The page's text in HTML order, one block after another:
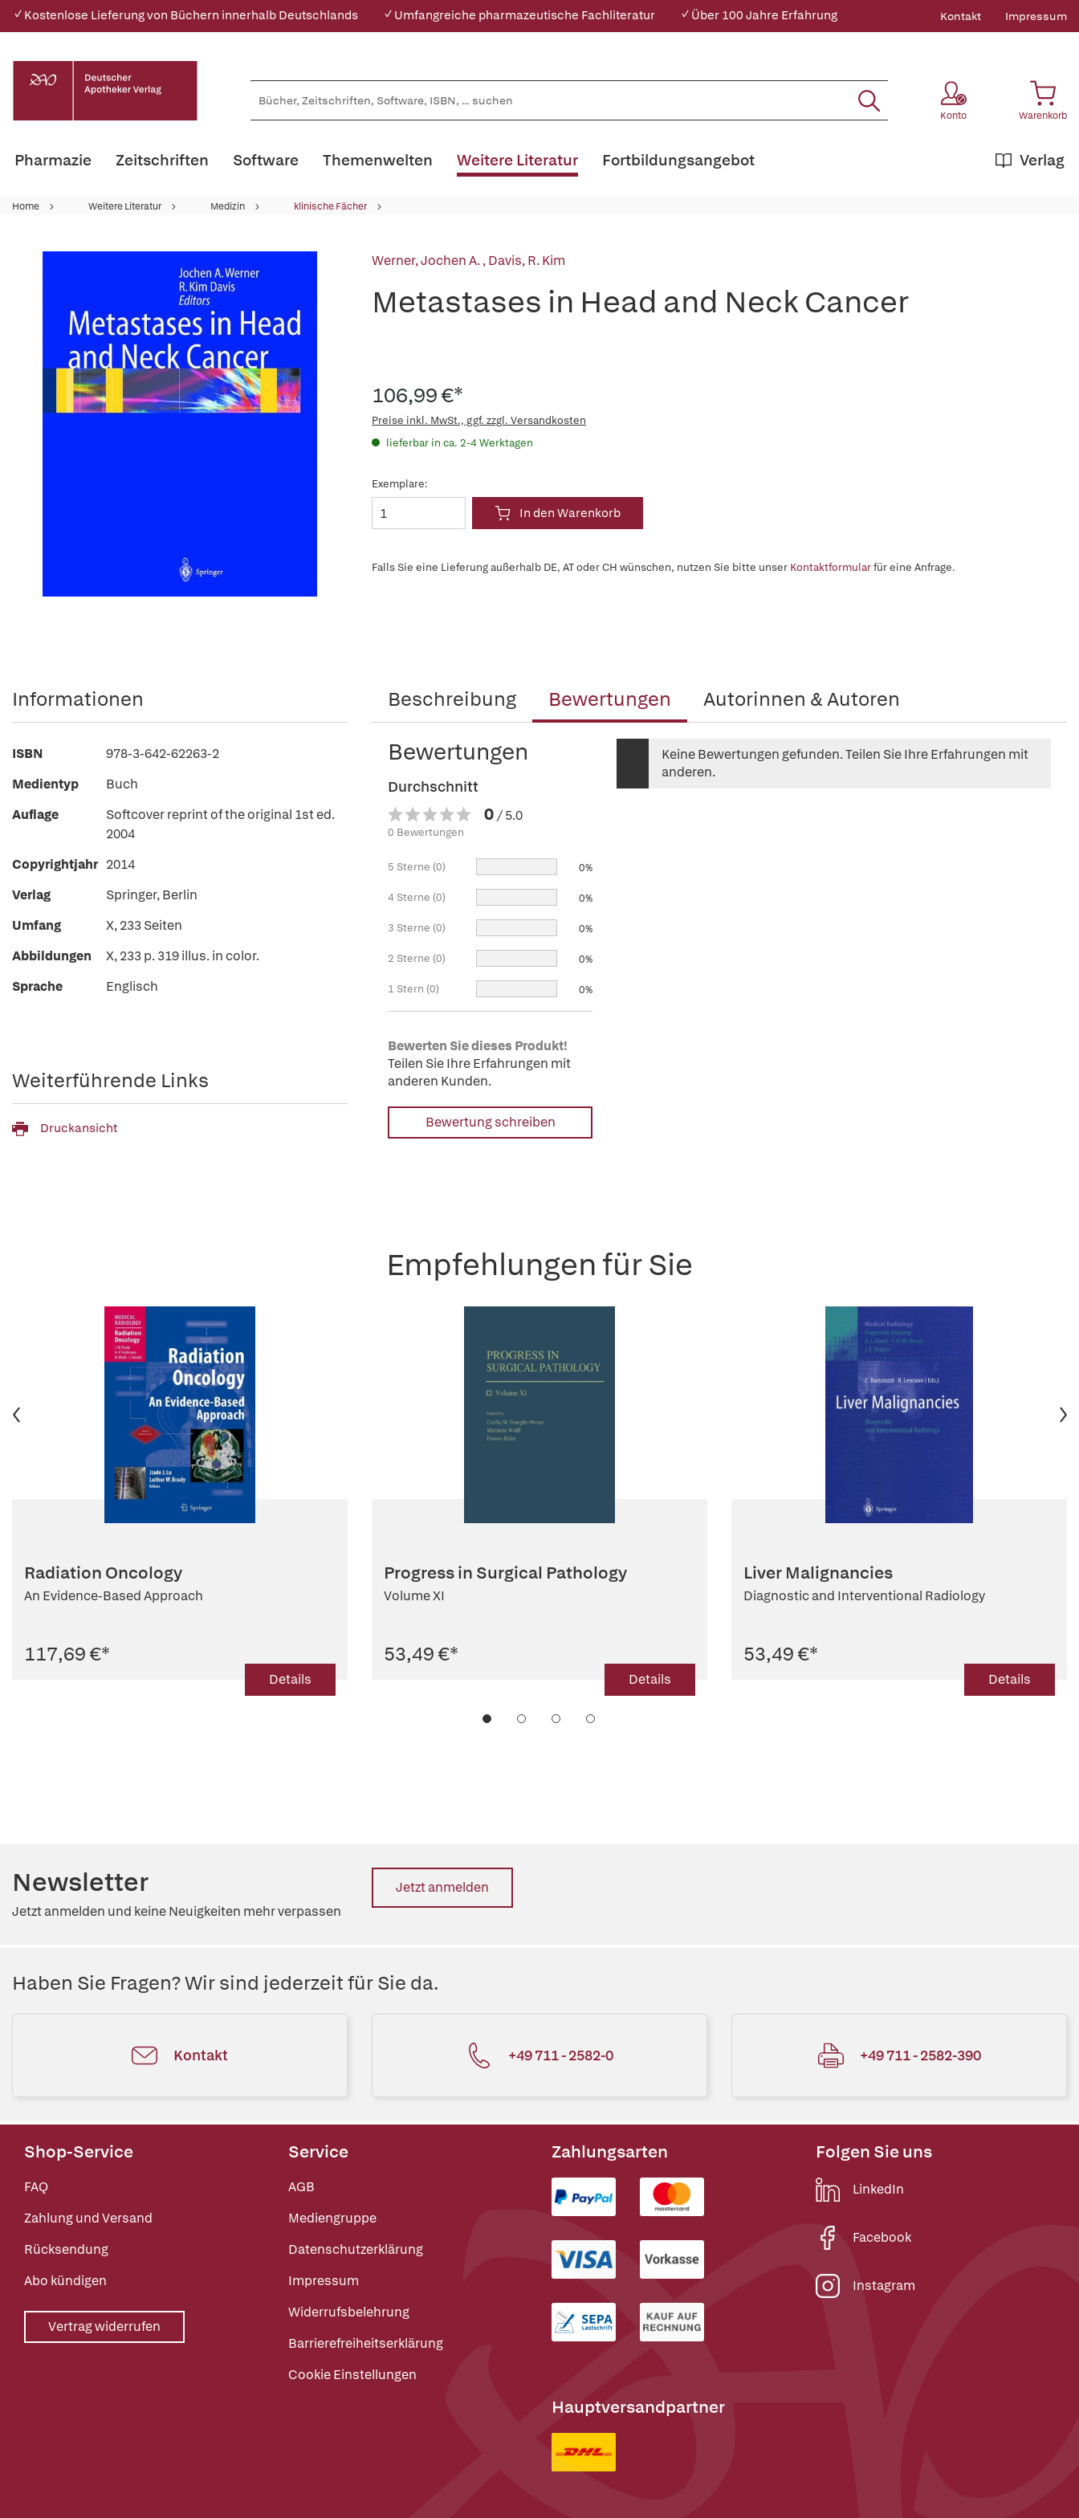
✓ Kostenlose Lieferung von Büchern innerhalb Deutschlands ✓ Umfangreiche pharmazeutische Fachliteratur ✓ Über 100 Jahre Erfahrung Kontakt Impressum
Konto Warenkorb
Pharmazie Zeitschriften Software Themenwelten Weitere Literatur Verlag
Fortbildungsangebot
Home Weitere Literatur Medizin klinische Fächer
Werner, Jochen A.,Davis, R. Kim
Metastases in Head and Neck Cancer
106,99 €*
Preise inkl. MwSt., ggf. zzgl. Versandkosten
lieferbar in ca. 2-4 Werktagen
Exemplare:
In den Warenkorb
Falls Sie eine Lieferung außerhalb DE, AT oder CH wünschen, nutzen Sie bitte unser Kontaktformularfür eine Anfrage.
Beschreibung Bewertungen Autorinnen & Autoren
Bewertungen
Durchschnitt
0 / 5.0
0 Bewertungen
5 Sterne (0) 0%
4 Sterne (0) 0%
3 Sterne (0) 0%
2 Sterne (0) 0%
1 Stern (0) 0%
Bewerten Sie dieses Produkt!
Teilen Sie Ihre Erfahrungen mit
anderen Kunden.
Bewertung schreiben
Keine Bewertungen gefunden. Teilen Sie Ihre Erfahrungen mit
anderen.
Informationen
ISBN
978-3-642-62263-2
Medientyp
Buch
Auflage
Softcover reprint of the original 1st ed.
2004
Copyrightjahr 2014
Verlag
Springer, Berlin
Umfang
X, 233 Seiten
Abbildungen
X, 233 p. 319 illus. in color.
Sprache
Englisch
Weiterführende Links
Druckansicht
Empfehlungen für Sie
Radiation Oncology
An Evidence-Based Approach
117,69 €*
Details
Progress in Surgical Pathology
Volume XI
53,49 €*
Details
Liver Malignancies
Diagnostic and Interventional Radiology
53,49 €*
Details
Newsletter
Jetzt anmelden und keine Neuigkeiten mehr verpassen
Jetzt anmelden
Haben Sie Fragen? Wir sind jederzeit für Sie da.
Kontakt +49 711 - 2582-0 +49 711 - 2582-390
Shop-Service
FAQ
Zahlung und Versand
Rücksendung
Abo kündigen
Vertrag widerrufen
Service
AGB
Mediengruppe
Datenschutzerklärung
Impressum
Widerrufsbelehrung
Barrierefreiheitserklärung
Cookie Einstellungen
Zahlungsarten
Hauptversandpartner
Folgen Sie uns
LinkedIn
Facebook
Instagram